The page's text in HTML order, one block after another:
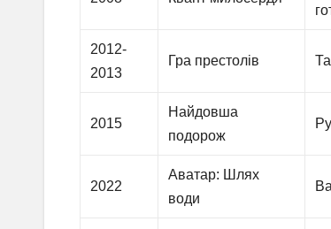
2012-
2013
Гра престолів
2015
Найдовша
подорож
2022
Аватар: Шлях
води